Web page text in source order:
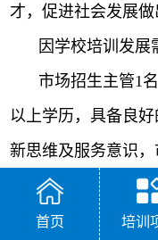
才，促进社会发展做
因学校培训发展
市场招生主管1
以上学历，具备良
新思维及服务意识，
（有驾驶证会开车）
市场招生业务员
首页 培训